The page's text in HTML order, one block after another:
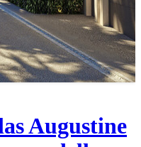
Augustine